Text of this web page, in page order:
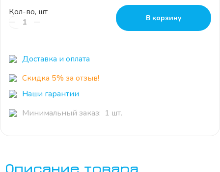
Кол-во, шт
В корзину
Доставка и оплата
Скидка 5% за отзыв!
Наши гарантии
Минимальный заказ: 1 шт.
Описание товара